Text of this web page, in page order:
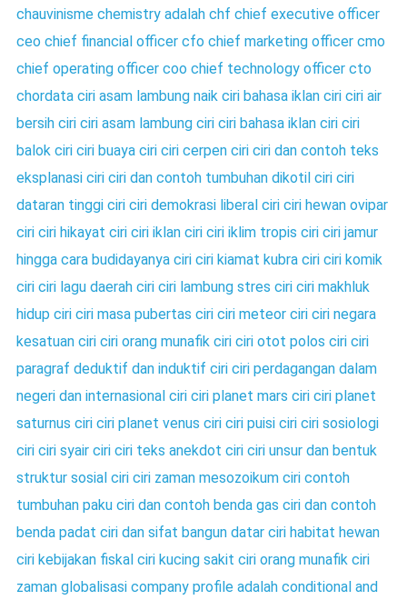
chauvinisme chemistry adalah chf chief executive officer
ceo chief financial officer cfo chief marketing officer cmo
chief operating officer coo chief technology officer cto
chordata ciri asam lambung naik ciri bahasa iklan ciri ciri air
bersih ciri ciri asam lambung ciri ciri bahasa iklan ciri ciri
balok ciri ciri buaya ciri ciri cerpen ciri ciri dan contoh teks
eksplanasi ciri ciri dan contoh tumbuhan dikotil ciri ciri
dataran tinggi ciri ciri demokrasi liberal ciri ciri hewan ovipar
ciri ciri hikayat ciri ciri iklan ciri ciri iklim tropis ciri ciri jamur
hingga cara budidayanya ciri ciri kiamat kubra ciri ciri komik
ciri ciri lagu daerah ciri ciri lambung stres ciri ciri makhluk
hidup ciri ciri masa pubertas ciri ciri meteor ciri ciri negara
kesatuan ciri ciri orang munafik ciri ciri otot polos ciri ciri
paragraf deduktif dan induktif ciri ciri perdagangan dalam
negeri dan internasional ciri ciri planet mars ciri ciri planet
saturnus ciri ciri planet venus ciri ciri puisi ciri ciri sosiologi
ciri ciri syair ciri ciri teks anekdot ciri ciri unsur dan bentuk
struktur sosial ciri ciri zaman mesozoikum ciri contoh
tumbuhan paku ciri dan contoh benda gas ciri dan contoh
benda padat ciri dan sifat bangun datar ciri habitat hewan
ciri kebijakan fiskal ciri kucing sakit ciri orang munafik ciri
zaman globalisasi company profile adalah conditional and